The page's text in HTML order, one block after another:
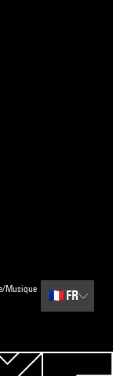
Musique
🇫🇷 FR